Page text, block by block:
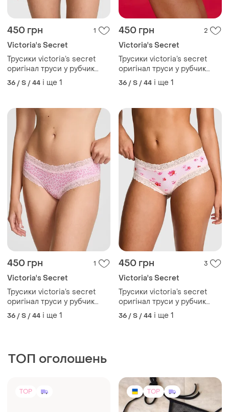
450 грн 1
Victoria's Secret
Трусики victoria’s secret
оригінал труси у рубчик
вікторія сікрет оригінал
36 / S / 44 і ще 1
450 грн 2
Victoria's Secret
Трусики victoria’s secret
оригінал труси у рубчик
вікторія сікрет оригінал
36 / S / 44 і ще 1
450 грн 1
Victoria's Secret
Трусики victoria’s secret
оригінал труси у рубчик
вікторія сікрет оригінал
36 / S / 44 і ще 1
450 грн 3
Victoria's Secret
Трусики victoria’s secret
оригінал труси у рубчик
вікторія сікрет оригінал
36 / S / 44 і ще 1
ТОП оголошень
TOP TOP